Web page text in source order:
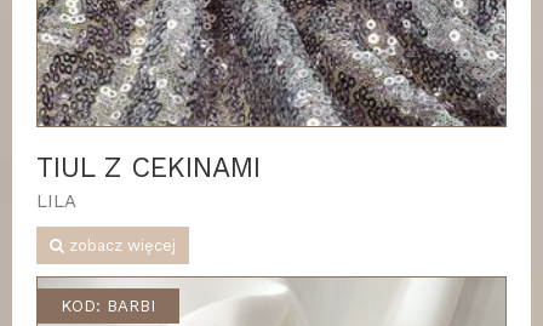
TIUL Z CEKINAMI
LILA
zobacz więcej
KOD: BARBI